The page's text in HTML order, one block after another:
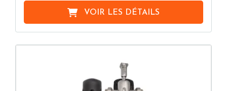
VOIR LES DÉTAILS